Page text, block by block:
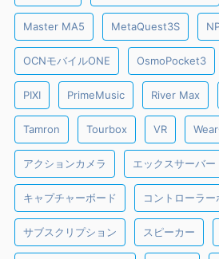
Master MA5 MetaQuest3S
OCNモバイルONE OsmoPocket3
PIXI PrimeMusic River Max
Tamron Tourbox VR
アクションカメラ エックスサーバー
キャプチャーボード コントローラ
サブスクリプション スピーカー